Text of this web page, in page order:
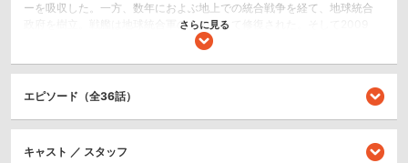
ーを吸収した。一方、数年におよぶ地上での統合戦争を経て、地球統合
政府を樹立。戦艦は地球統合軍のものとして修復された。そして2009
年。｢SDF―1マクロス｣と命名された戦艦は進宙式の日、人類の意に反し
は、その圧倒的な戦力をもって地球への攻撃を開始した。 それは｢マクロ
ス｣にプログラムされていた、巧みなブービートラップだった。マクロス
は、発進と同時に実戦を開始するはめになってしまう。進宙式を見にき
ていた民間人パイロットの一条輝は偶然、可変戦闘機バルキリーに乗っ
ペレーター早瀬未沙や、中華料理店の娘、リン・ミンメイと出会う。圧
さらに見る
エピソード（全36話）
キャスト ／ スタッフ